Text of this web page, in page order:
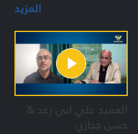
المزيد
العميد علي ابي رعد &